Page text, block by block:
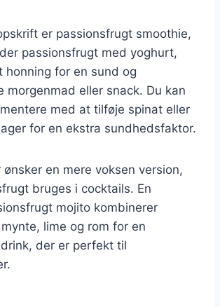
er passionsfrugt smoothie,
passionsfrugt med yoghurt,
honning for en sund og
morgenmad eller snack. Du kan
med at tilføje spinat eller
for en ekstra sundhedsfaktor.
ønsker en mere voksen version,
bruges i cocktails. En
mojito kombinerer
lime og rom for en
der er perfekt til